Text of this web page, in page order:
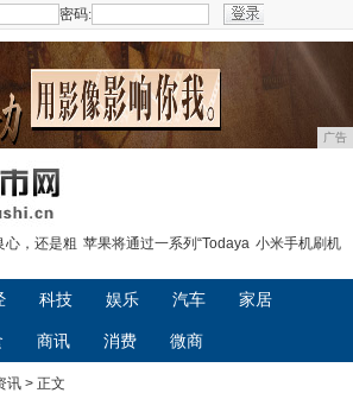
密码:
广告
心，还是粗 苹果将通过一系列“Todaya 小米手机刷机
科技 娱乐 汽车 家居
商讯 消费 微商
讯 > 正文